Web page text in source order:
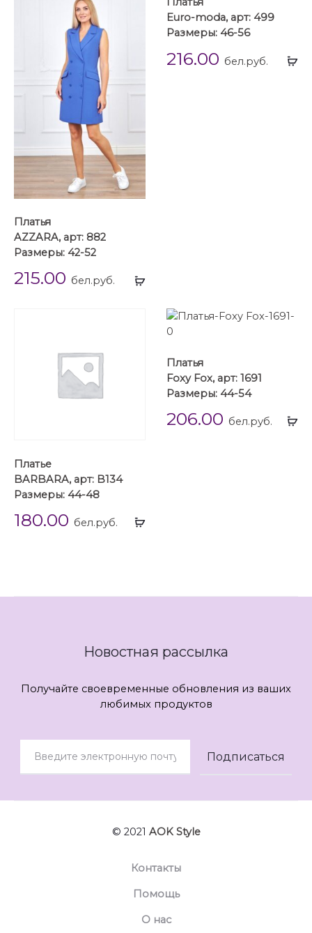
Выбрать
Платья
AZZARA, арт: 882
Размеры: 42-52
215.00 бел.руб.
Euro-moda, арт: 499
Размеры: 46-56
216.00 бел.руб.
Выбрать
Платье
BARBARA, арт: B134
Размеры: 44-48
180.00 бел.руб.
Платья
Foxy Fox, арт: 1691
Размеры: 44-54
206.00 бел.руб.
Новостная рассылка
Получайте своевременные обновления из ваших
любимых продуктов
© 2021 AOK Style
Контакты
Помощь
О нас